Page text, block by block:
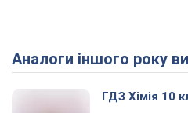
Аналоги іншого року
ГДЗ Хімія 10